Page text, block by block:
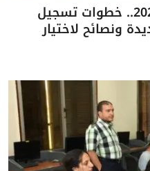
تنسيق الثانوية الأزهرية 2025.. خطوات تسجيل
ونصائح لاختيار